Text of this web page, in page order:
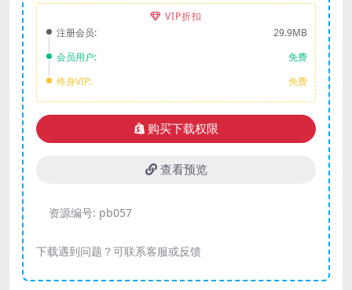
VIP折扣
注册会员:
29.9MB
会员用户:
免费
终身VIP:
免费
购买下载权限
查看预览
资源编号: pb057
下载遇到问题？可联系客服或反馈